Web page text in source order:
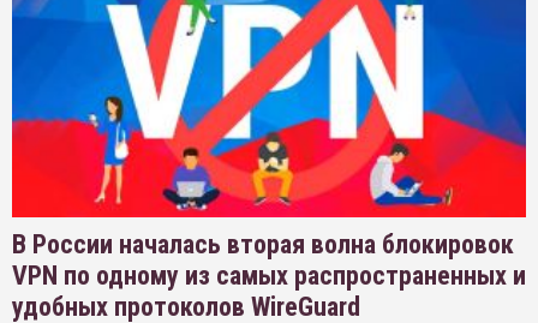
В России началась вторая волна блокировок
VPN по одному из самых распространенных и
удобных протоколов WireGuard